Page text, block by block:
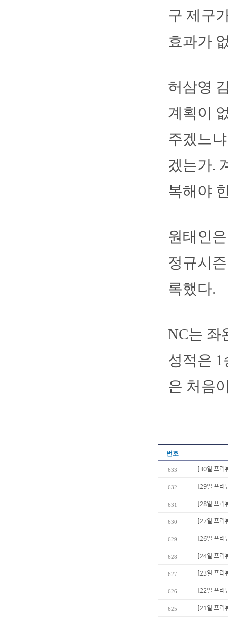
구 제구
효과가
허삼영
계획이
주겠느
겠는가.
복해야
원태인
정규시
록했다.
NC는 좌
성적은 1
은 처음
번호
633 [30일 프리
632 [29일 프리
631 [28일 프리
630 [27일 프리
629 [26일 프리
628 [24일 프리
627 [23일 프리
626 [22일 프리
625 [21일 프리